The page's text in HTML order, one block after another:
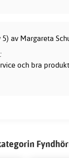
5) av Margareta
och bra